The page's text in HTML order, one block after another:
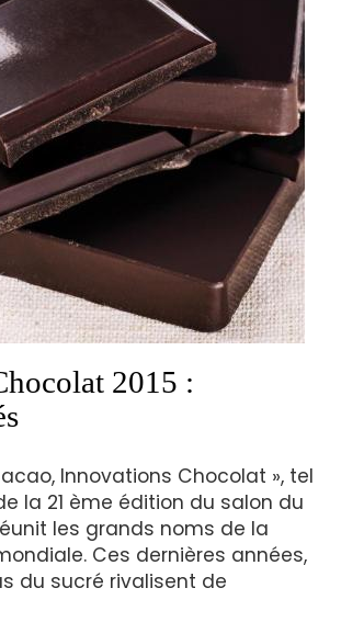
2015 :
Innovations Chocolat », tel
la 21 ème édition du salon du
les grands noms de la
Ces dernières années,
du sucré rivalisent de